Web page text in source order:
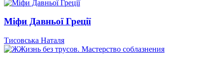
Міфи Давньої Греції
Тисовська Наталя